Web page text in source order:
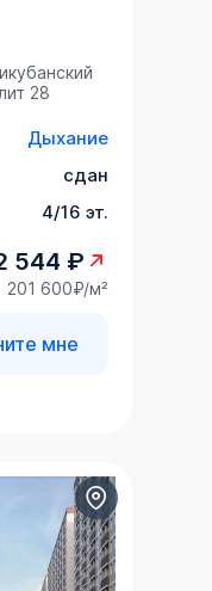
28
Дыхание
сдан
4/16 эт.
544 ₽
201 600₽/м²
мне